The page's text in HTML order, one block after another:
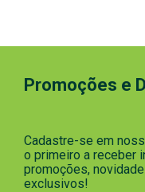
Promoções e
Cadastre-se em
o primeiro a receber
promoções,
exclusivos!